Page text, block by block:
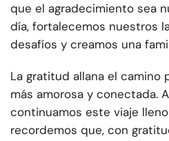
que el agradecimiento sea
día, fortalecemos nuestros
desafíos y creamos una
La gratitud allana el camino
más amorosa y conectada.
continuamos este viaje
recordemos que, con